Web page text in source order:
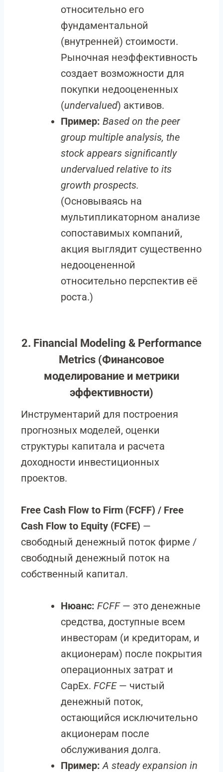
относительно его
фундаментальной
(внутренней) стоимости.
Рыночная неэффективность
создает возможности для
покупки недооцененных
(undervalued) активов.
Пример: Based on the peer
group multiple analysis, the
stock appears significantly
undervalued relative to its
growth prospects.
(Основываясь на
мультипликаторном анализе
сопоставимых компаний,
акция выглядит существенно
недооцененной
относительно перспектив её
роста.)
2. Financial Modeling & Performance
Metrics (Финансовое
моделирование и метрики
эффективности)
Инструментарий для построения
прогнозных моделей, оценки
структуры капитала и расчета
доходности инвестиционных
проектов.
Free Cash Flow to Firm (FCFF) / Free
Cash Flow to Equity (FCFE) —
свободный денежный поток фирме /
свободный денежный поток на
собственный капитал.
Нюанс: FCFF— это денежные
средства, доступные всем
инвесторам (и кредиторам, и
акционерам) после покрытия
операционных затрат и
CapEx. FCFE— чистый
денежный поток,
остающийся исключительно
акционерам после
обслуживания долга.
Пример: A steady expansion in